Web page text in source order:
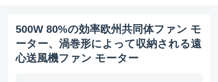
500W 80%の効率欧州共同体ファン モ
ーター、渦巻形によって収納される遠
心送風機ファン モーター